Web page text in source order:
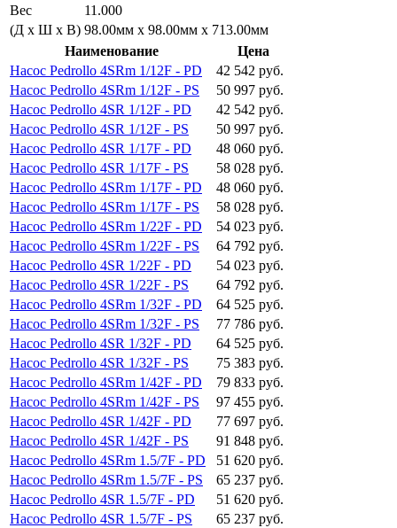
Вес
11.000
(Д х Ш х В) 98.00мм x 98.00мм x 713.00мм
Наименование
Цена
Насос Pedrollo 4SRm 1/12F - PD
42 542 руб.
Насос Pedrollo 4SRm 1/12F - PS
50 997 руб.
Насос Pedrollo 4SR 1/12F - PD
42 542 руб.
Насос Pedrollo 4SR 1/12F - PS
50 997 руб.
Насос Pedrollo 4SR 1/17F - PD
48 060 руб.
Насос Pedrollo 4SR 1/17F - PS
58 028 руб.
Насос Pedrollo 4SRm 1/17F - PD
48 060 руб.
Насос Pedrollo 4SRm 1/17F - PS
58 028 руб.
Насос Pedrollo 4SRm 1/22F - PD
54 023 руб.
Насос Pedrollo 4SRm 1/22F - PS
64 792 руб.
Насос Pedrollo 4SR 1/22F - PD
54 023 руб.
Насос Pedrollo 4SR 1/22F - PS
64 792 руб.
Насос Pedrollo 4SRm 1/32F - PD
64 525 руб.
Насос Pedrollo 4SRm 1/32F - PS
77 786 руб.
Насос Pedrollo 4SR 1/32F - PD
64 525 руб.
Насос Pedrollo 4SR 1/32F - PS
75 383 руб.
Насос Pedrollo 4SRm 1/42F - PD
79 833 руб.
Насос Pedrollo 4SRm 1/42F - PS
97 455 руб.
Насос Pedrollo 4SR 1/42F - PD
77 697 руб.
Насос Pedrollo 4SR 1/42F - PS
91 848 руб.
Насос Pedrollo 4SRm 1.5/7F - PD
51 620 руб.
Насос Pedrollo 4SRm 1.5/7F - PS
65 237 руб.
Насос Pedrollo 4SR 1.5/7F - PD
51 620 руб.
Насос Pedrollo 4SR 1.5/7F - PS
65 237 руб.